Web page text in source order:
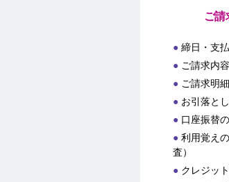
ご請
締日・支
ご請求内容
ご請求明
お引落と
口座振替
利用覚え
査）
クレジッ